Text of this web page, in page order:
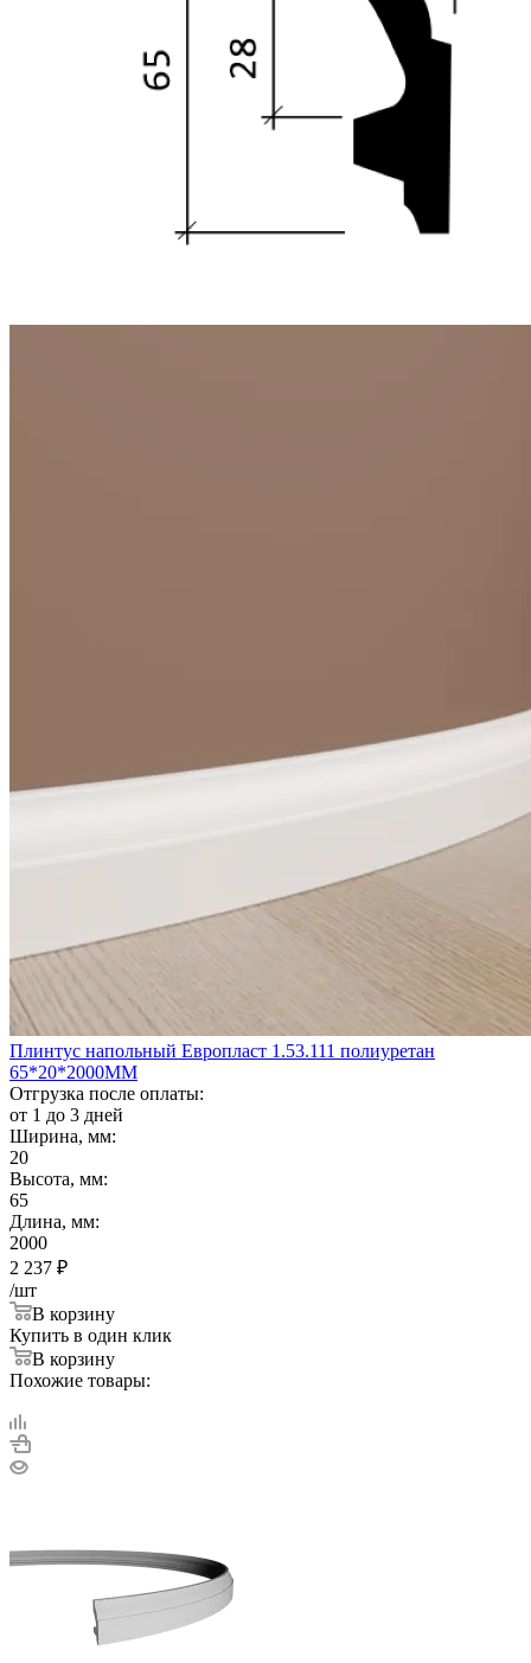
Плинтус напольный Европласт 1.53.111 полиуретан
65*20*2000ММ
Отгрузка после оплаты:
от 1 до 3 дней
Ширина, мм:
20
Высота, мм:
65
Длина, мм:
2000
2 237 ₽
/шт
В корзину
Купить в один клик
В корзину
Похожие товары: